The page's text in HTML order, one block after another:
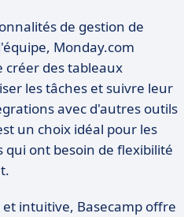
de gestion de
Monday.com
des tableaux
les tâches et suivre leur
avec d'autres outils
un choix idéal pour les
ont besoin de flexibilité
intuitive, Basecamp offre